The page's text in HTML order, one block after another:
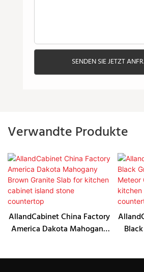
SENDEN SIE JETZT
Verwandte Produkte
AllandCabinet China Factory
America Dakota Mahogany